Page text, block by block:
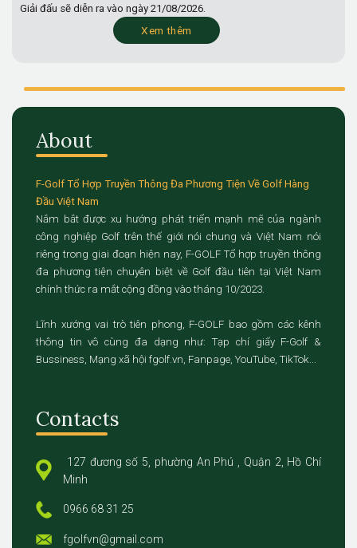
Giải đấu sẽ diễn ra vào ngày 21/08/2026.
Xem thêm
About
F-Golf Tổ Hợp Truyền Thông Đa Phương Tiện Về Golf Hàng
Đầu Việt Nam
Nắm bắt được xu hướng phát triển mạnh mẽ của ngành
công nghiệp Golf trên thế giới nói chung và Việt Nam nói
riêng trong giai đoạn hiện nay, F-GOLF Tổ hợp truyền thông
đa phương tiện chuyên biệt về Golf đầu tiên tại Việt Nam
chính thức ra mắt cộng đồng vào tháng 10/2023.
Lĩnh xướng vai trò tiên phong, F-GOLF bao gồm các kênh
thông tin vô cùng đa dạng như: Tạp chí giấy F-Golf &
Bussiness, Mạng xã hội fgolf.vn, Fanpage, YouTube, TikTok...
Contacts
127 đương số 5, phường An Phú , Quận 2, Hồ Chí
Minh
0966 68 31 25
fgolfvn@gmail.com